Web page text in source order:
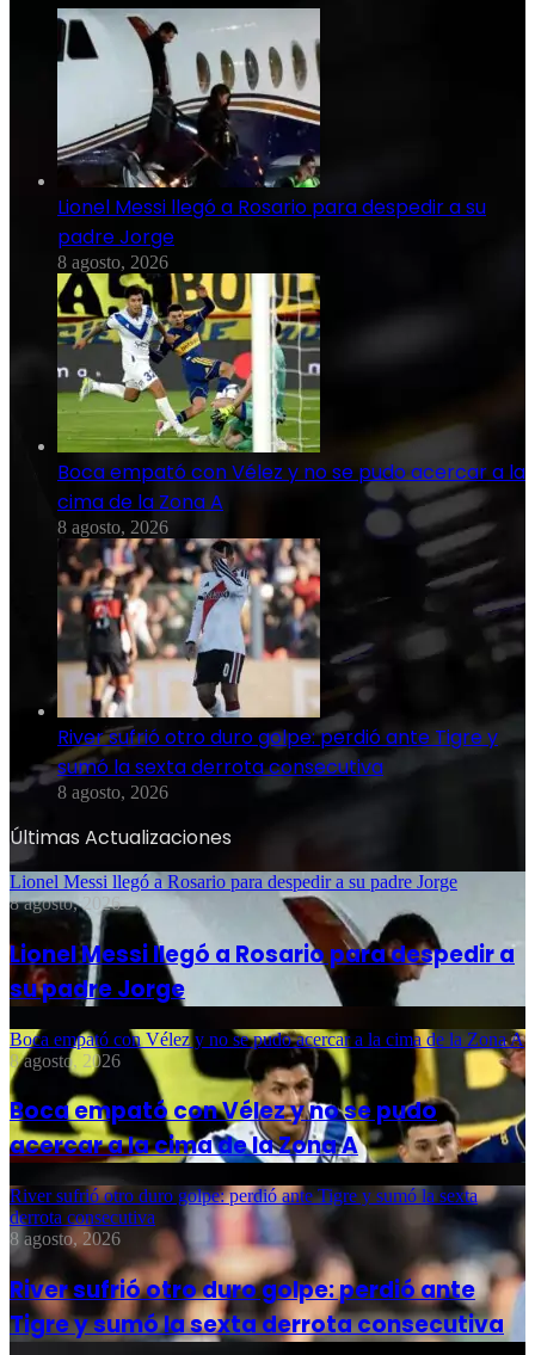
Lionel Messi llegó a Rosario para despedir a su
padre Jorge
8 agosto, 2026
Boca empató con Vélez y no se pudo acercar a la
cima de la Zona A
8 agosto, 2026
River sufrió otro duro golpe: perdió ante Tigre y
sumó la sexta derrota consecutiva
8 agosto, 2026
Últimas Actualizaciones
Lionel Messi llegó a Rosario para despedir a su padre Jorge
8 agosto, 2026
Lionel Messi llegó a Rosario para despedir a
su padre Jorge
Boca empató con Vélez y no se pudo acercar a la cima de la Zona A
8 agosto, 2026
Boca empató con Vélez y no se pudo
acercar a la cima de la Zona A
River sufrió otro duro golpe: perdió ante Tigre y sumó la sexta
derrota consecutiva
8 agosto, 2026
River sufrió otro duro golpe: perdió ante
Tigre y sumó la sexta derrota consecutiva